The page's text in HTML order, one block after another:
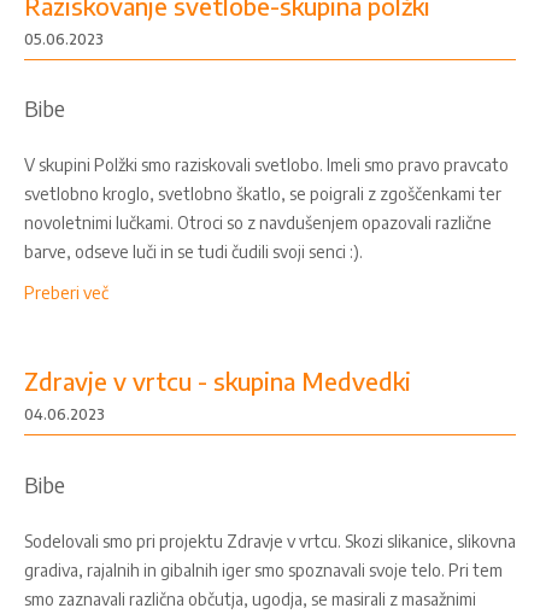
05.06.2023
Bibe
V skupini Polžki smo raziskovali svetlobo. Imeli smo pravo pravcato
svetlobno kroglo, svetlobno škatlo, se poigrali z zgoščenkami ter
novoletnimi lučkami. Otroci so z navdušenjem opazovali različne
barve, odseve luči in se tudi čudili svoji senci :).
Preberi več
Zdravje v vrtcu - skupina Medvedki
04.06.2023
Bibe
Sodelovali smo pri projektu Zdravje v vrtcu. Skozi slikanice, slikovna
gradiva, rajalnih in gibalnih iger smo spoznavali svoje telo. Pri tem
smo zaznavali različna občutja, ugodja, se masirali z masažnimi